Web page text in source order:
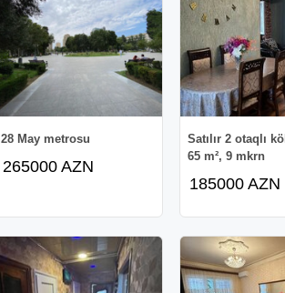
28 May metrosu
265000 AZN
Satılır 2 otaqlı
65 m², 9 mkrn
185000 AZN